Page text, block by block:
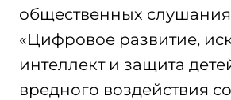
общественных
«Цифровое развитие,
интеллект и защита
вредного воздействия